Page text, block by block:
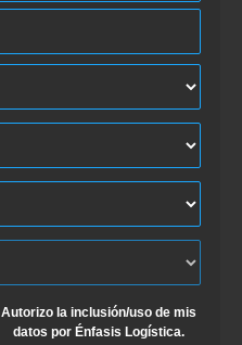
Autorizo la inclusión/uso de mis
datos por Énfasis Logística.